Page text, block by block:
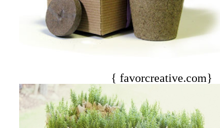
{ favorcreative.com}